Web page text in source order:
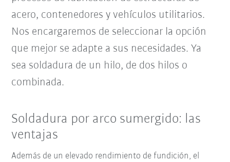
acero, contenedores y vehículos utilitarios.
Nos encargaremos de seleccionar la opción
que mejor se adapte a sus necesidades. Ya
sea soldadura de un hilo, de dos hilos o
combinada.
Soldadura por arco sumergido: las
ventajas
Además de un elevado rendimiento de fundición, el